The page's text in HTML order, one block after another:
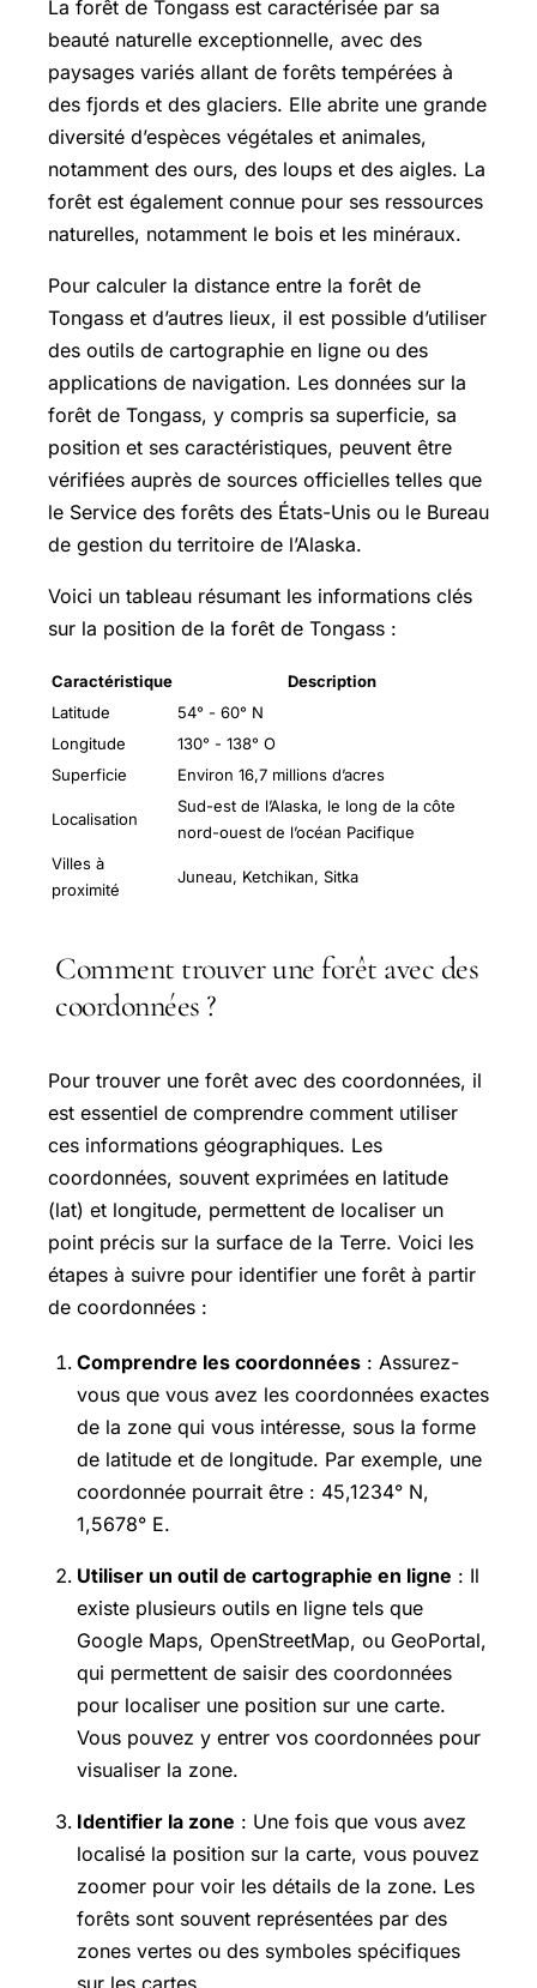
La forêt de Tongass est caractérisée par sa
beauté naturelle exceptionnelle, avec des
paysages variés allant de forêts tempérées à
des fjords et des glaciers. Elle abrite une grande
diversité d’espèces végétales et animales,
notamment des ours, des loups et des aigles. La
forêt est également connue pour ses ressources
naturelles, notamment le bois et les minéraux.
Pour calculer la distance entre la forêt de
Tongass et d’autres lieux, il est possible d’utiliser
des outils de cartographie en ligne ou des
applications de navigation. Les données sur la
forêt de Tongass, y compris sa superficie, sa
position et ses caractéristiques, peuvent être
vérifiées auprès de sources officielles telles que
le Service des forêts des États-Unis ou le Bureau
de gestion du territoire de l’Alaska.
Voici un tableau résumant les informations clés
sur la position de la forêt de Tongass :
Caractéristique
Description
Latitude
54° - 60° N
Longitude
130° - 138° O
Superficie
Environ 16,7 millions d’acres
Localisation
Sud-est de l’Alaska, le long de la côte
nord-ouest de l’océan Pacifique
Villes à
proximité
Juneau, Ketchikan, Sitka
Comment trouver une forêt avec des
coordonnées ?
Pour trouver une forêt avec des coordonnées, il
est essentiel de comprendre comment utiliser
ces informations géographiques. Les
coordonnées, souvent exprimées en latitude
(lat) et longitude, permettent de localiser un
point précis sur la surface de la Terre. Voici les
étapes à suivre pour identifier une forêt à partir
de coordonnées :
Comprendre les coordonnées : Assurez-
vous que vous avez les coordonnées exactes
de la zone qui vous intéresse, sous la forme
de latitude et de longitude. Par exemple, une
coordonnée pourrait être : 45,1234° N,
1,5678° E.
Utiliser un outil de cartographie en ligne : Il
existe plusieurs outils en ligne tels que
Google Maps, OpenStreetMap, ou GeoPortal,
qui permettent de saisir des coordonnées
pour localiser une position sur une carte.
Vous pouvez y entrer vos coordonnées pour
visualiser la zone.
Identifier la zone : Une fois que vous avez
localisé la position sur la carte, vous pouvez
zoomer pour voir les détails de la zone. Les
forêts sont souvent représentées par des
zones vertes ou des symboles spécifiques